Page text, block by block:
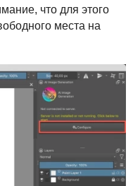
что для этого
места на